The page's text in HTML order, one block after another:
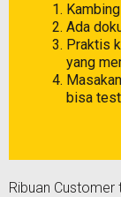
Ada
Praktis
yang
bisa
Ribuan